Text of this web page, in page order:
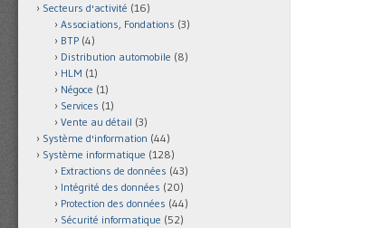
Secteurs d'activité (16)
Associations, Fondations (3)
BTP (4)
Distribution automobile (8)
HLM (1)
Négoce (1)
Services (1)
Vente au détail (3)
Système d'information (44)
Système informatique (128)
Extractions de données (43)
Intégrité des données (20)
Protection des données (44)
Sécurité informatique (52)